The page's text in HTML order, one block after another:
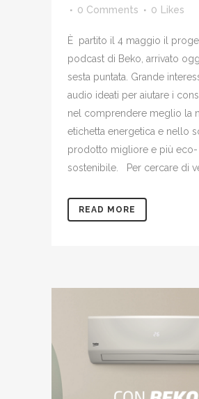
0 Comments
0 Likes
È partito il 4 maggio il
podcast di Beko, arrivato
sesta puntata. Grande
audio ideati per aiutare i
nel comprendere meglio la
etichetta energetica e nello
prodotto migliore e più eco-
sostenibile. Per cercare di
READ MORE